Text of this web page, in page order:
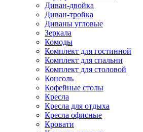
Диван-двойка
Диван-тройка
Диваны угловые
Зеркала
Комоды
Комплект для гостинной
Комплект для спальни
Комплект для столовой
Консоль
Кофейные столы
Кресла
Кресла для отдыха
Кресла офисные
Кровати